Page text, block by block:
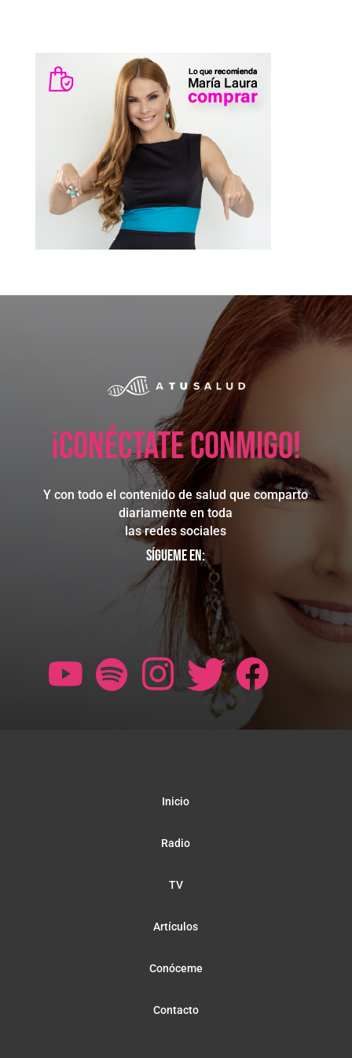
¡Conéctate conmigo!
Y con todo el contenido de salud que comparto
diariamente en toda
las redes sociales
Sígueme en:
Inicio
Radio
TV
Artículos
Conóceme
Contacto